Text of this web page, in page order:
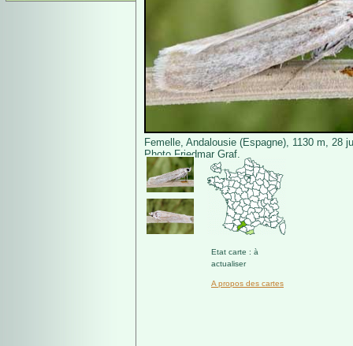
Femelle, Andalousie (Espagne), 1130 m, 28
Photo Friedmar Graf.
Etat carte : à
actualiser
A propos des cartes